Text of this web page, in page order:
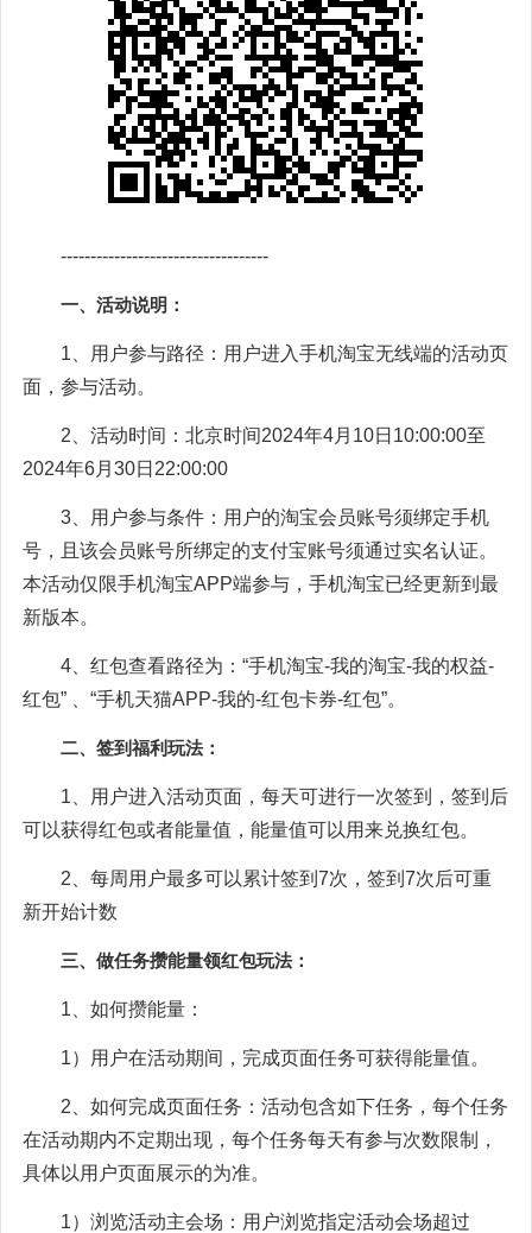
-----------------------------------
一、活动说明：
1、用户参与路径：用户进入手机淘宝无线端的活动页
面，参与活动。
2、活动时间：北京时间2024年4月10日10:00:00至
2024年6月30日22:00:00
3、用户参与条件：用户的淘宝会员账号须绑定手机
号，且该会员账号所绑定的支付宝账号须通过实名认证。
本活动仅限手机淘宝APP端参与，手机淘宝已经更新到最
新版本。
4、红包查看路径为：“手机淘宝-我的淘宝-我的权益-
红包” 、“手机天猫APP-我的-红包卡券-红包”。
二、签到福利玩法：
1、用户进入活动页面，每天可进行一次签到，签到后
可以获得红包或者能量值，能量值可以用来兑换红包。
2、每周用户最多可以累计签到7次，签到7次后可重
新开始计数
三、做任务攒能量领红包玩法：
1、如何攒能量：
1）用户在活动期间，完成页面任务可获得能量值。
2、如何完成页面任务：活动包含如下任务，每个任务
在活动期内不定期出现，每个任务每天有参与次数限制，
具体以用户页面展示的为准。
1）浏览活动主会场：用户浏览指定活动会场超过